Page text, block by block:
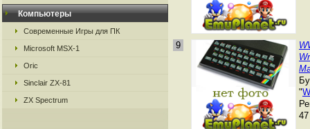
Компьютеры
Современные Игры для ПК
Microsoft MSX-1
Oric
Sinclair ZX-81
ZX Spectrum
9
"W
47